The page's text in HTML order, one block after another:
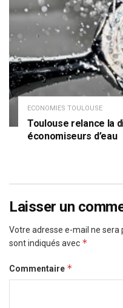
ECONOMIES TOULOUSE
Toulouse relance la
économiseurs d’eau
Laisser un
Votre adresse e-mail ne sera
sont indiqués avec *
Commentaire *